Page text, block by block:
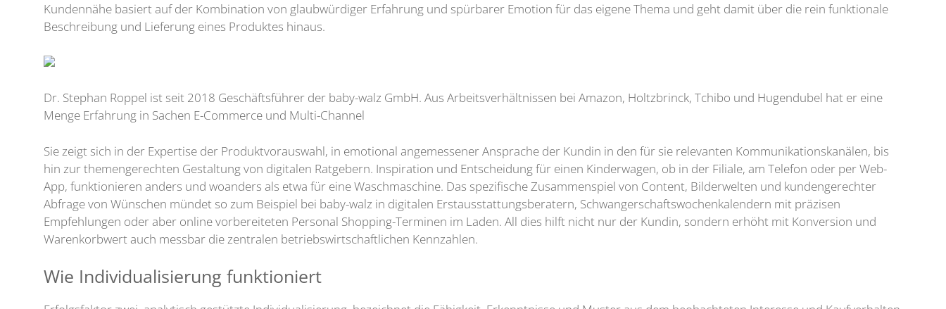
Kundennähe basiert auf der Kombination von glaubwürdiger Erfahrung und spürbarer Emotion für das eigene Thema und geht damit über die rein funktionale
Beschreibung und Lieferung eines Produktes hinaus.
Dr. Stephan Roppel ist seit 2018 Geschäftsführer der baby-walz GmbH. Aus Arbeitsverhältnissen bei Amazon, Holtzbrinck, Tchibo und Hugendubel hat er eine
Menge Erfahrung in Sachen E-Commerce und Multi-Channel
Sie zeigt sich in der Expertise der Produktvorauswahl, in emotional angemessener Ansprache der Kundin in den für sie relevanten Kommunikationskanälen, bis
hin zur themengerechten Gestaltung von digitalen Ratgebern. Inspiration und Entscheidung für einen Kinderwagen, ob in der Filiale, am Telefon oder per Web-
App, funktionieren anders und woanders als etwa für eine Waschmaschine. Das spezifische Zusammenspiel von Content, Bilderwelten und kundengerechter
Abfrage von Wünschen mündet so zum Beispiel bei baby-walz in digitalen Erstausstattungsberatern, Schwangerschaftswochenkalendern mit präzisen
Empfehlungen oder aber online vorbereiteten Personal Shopping-Terminen im Laden. All dies hilft nicht nur der Kundin, sondern erhöht mit Konversion und
Warenkorbwert auch messbar die zentralen betriebswirtschaftlichen Kennzahlen.
Wie Individualisierung funktioniert